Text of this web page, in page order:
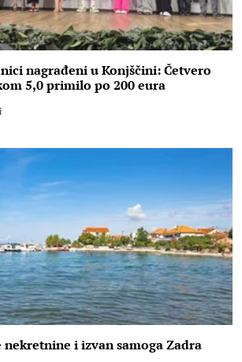
nagrađeni u Konjščini: Četvero
5,0 primilo po 200 eura
i izvan samoga Zadra